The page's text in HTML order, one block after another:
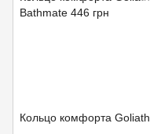
Кольцо комфорта Goliath